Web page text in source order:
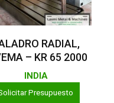
Leer MásRADIAL,
– KR 65 2000
INDIA
Presupuesto